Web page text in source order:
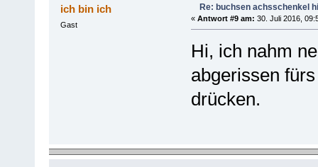
ich bin ich
Gast
Re: buchsen achsschenkel
« Antwort #9 am: 30. Juli 2016,
Hi, ich nahm
abgerissen
drücken.